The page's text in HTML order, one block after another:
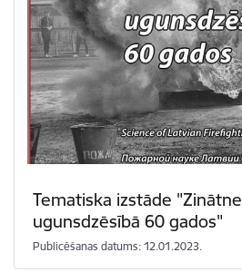
Tematiska izstāde
ugunsdzēsībā 60 gados"
Publicēšanas datums: 12.01.2023.